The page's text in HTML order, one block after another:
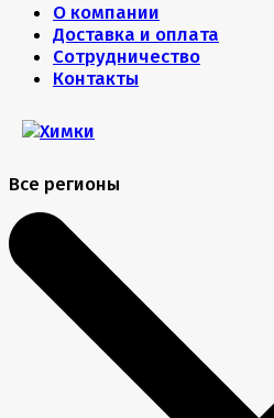
О компании
Доставка и оплата
Сотрудничество
Контакты
Все регионы